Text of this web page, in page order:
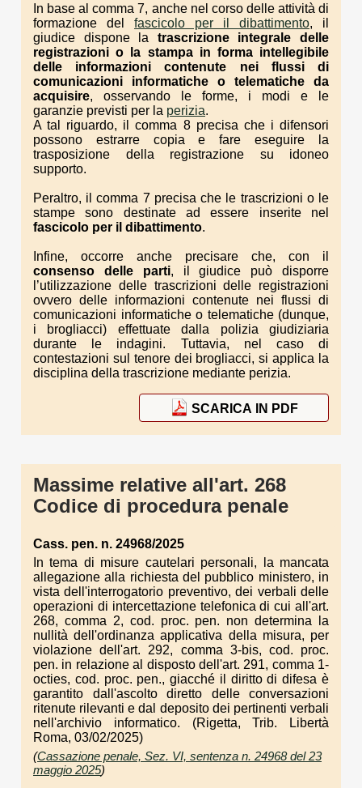
In base al comma 7, anche nel corso delle attività di
formazione del fascicolo per il dibattimento, il
giudice dispone la trascrizione integrale delle
registrazioni o la stampa in forma intellegibile
delle informazioni contenute nei flussi di
comunicazioni informatiche o telematiche da
acquisire, osservando le forme, i modi e le
garanzie previsti per la perizia.
A tal riguardo, il comma 8 precisa che i difensori
possono estrarre copia e fare eseguire la
trasposizione della registrazione su idoneo
supporto.
Peraltro, il comma 7 precisa che le trascrizioni o le
stampe sono destinate ad essere inserite nel
fascicolo per il dibattimento.
Infine, occorre anche precisare che, con il
consenso delle parti, il giudice può disporre
l’utilizzazione delle trascrizioni delle registrazioni
ovvero delle informazioni contenute nei flussi di
comunicazioni informatiche o telematiche (dunque,
i brogliacci) effettuate dalla polizia giudiziaria
durante le indagini. Tuttavia, nel caso di
contestazioni sul tenore dei brogliacci, si applica la
disciplina della trascrizione mediante perizia.
SCARICA IN PDF
Massime relative all'art. 268
Codice di procedura penale
Cass. pen. n. 24968/2025
In tema di misure cautelari personali, la mancata
allegazione alla richiesta del pubblico ministero, in
vista dell'interrogatorio preventivo, dei verbali delle
operazioni di intercettazione telefonica di cui all'art.
268, comma 2, cod. proc. pen. non determina la
nullità dell'ordinanza applicativa della misura, per
violazione dell'art. 292, comma 3-bis, cod. proc.
pen. in relazione al disposto dell'art. 291, comma 1-
octies, cod. proc. pen., giacché il diritto di difesa è
garantito dall'ascolto diretto delle conversazioni
ritenute rilevanti e dal deposito dei pertinenti verbali
nell'archivio informatico. (Rigetta, Trib. Libertà
Roma, 03/02/2025)
(Cassazione penale, Sez. VI, sentenza n. 24968 del 23
maggio 2025)